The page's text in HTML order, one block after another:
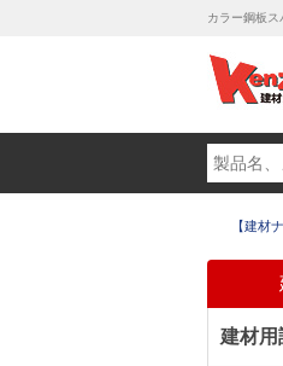
カラー鋼板
【建材
建材用